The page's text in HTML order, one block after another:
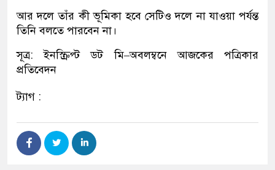
আর দলে তাঁর কী ভূমিকা হবে সেটিও দলে না যাওয়া পর্যন্ত
তিনি বলতে পারবেন না।
সূত্র: ইনস্ক্রিপ্ট ডট মি–অবলম্বনে আজকের পত্রিকার
প্রতিবেদন
ট্যাগ :